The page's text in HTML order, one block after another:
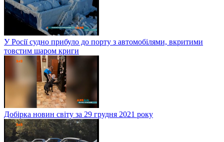
У Росії судно прибуло до порту з автомобілями, вкритими
товстим шаром криги
Добірка новин світу за 29 грудня 2021 року